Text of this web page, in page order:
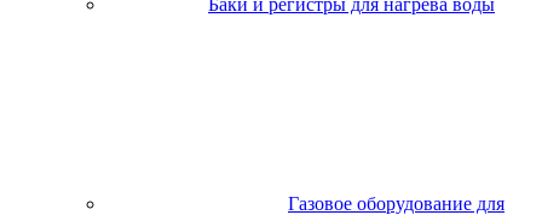
Баки и регистры для нагрева воды
Газовое оборудование для